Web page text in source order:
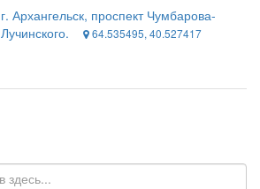
г. Архангельск, проспект Чумбарова-
Лучинского.
64.535495, 40.527417